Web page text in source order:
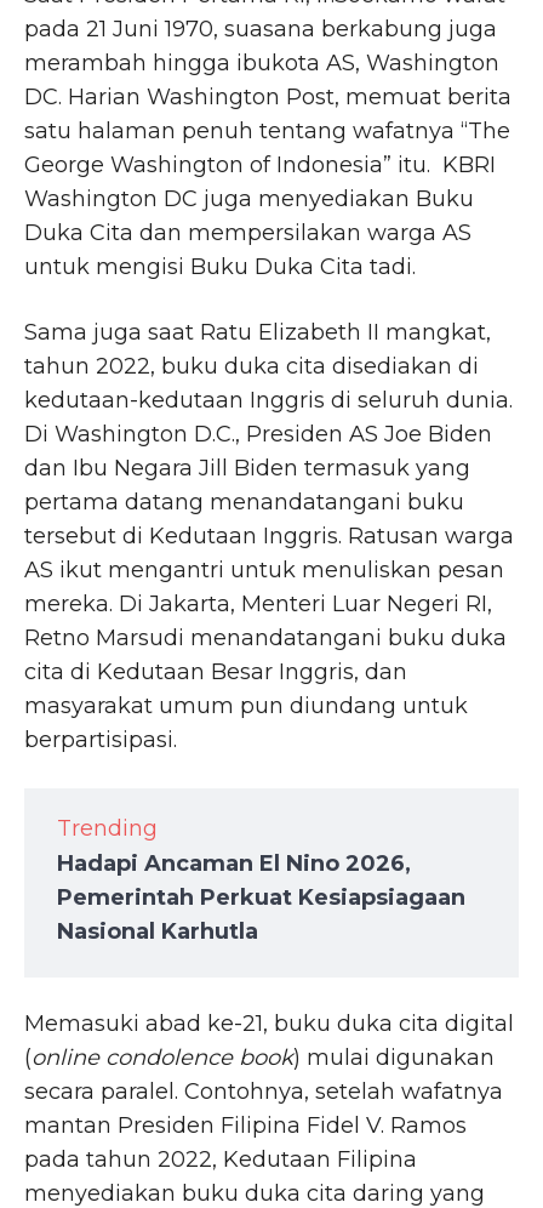
pada 21 Juni 1970, suasana berkabung juga
merambah hingga ibukota AS, Washington
DC. Harian Washington Post, memuat berita
satu halaman penuh tentang wafatnya “The
George Washington of Indonesia” itu. KBRI
Washington DC juga menyediakan Buku
Duka Cita dan mempersilakan warga AS
untuk mengisi Buku Duka Cita tadi.
Sama juga saat Ratu Elizabeth II mangkat,
tahun 2022, buku duka cita disediakan di
kedutaan-kedutaan Inggris di seluruh dunia.
Di Washington D.C., Presiden AS Joe Biden
dan Ibu Negara Jill Biden termasuk yang
pertama datang menandatangani buku
tersebut di Kedutaan Inggris. Ratusan warga
AS ikut mengantri untuk menuliskan pesan
mereka. Di Jakarta, Menteri Luar Negeri RI,
Retno Marsudi menandatangani buku duka
cita di Kedutaan Besar Inggris, dan
masyarakat umum pun diundang untuk
berpartisipasi.
Trending
Hadapi Ancaman El Nino 2026,
Pemerintah Perkuat Kesiapsiagaan
Nasional Karhutla
Memasuki abad ke-21, buku duka cita digital
(online condolence book) mulai digunakan
secara paralel. Contohnya, setelah wafatnya
mantan Presiden Filipina Fidel V. Ramos
pada tahun 2022, Kedutaan Filipina
menyediakan buku duka cita daring yang